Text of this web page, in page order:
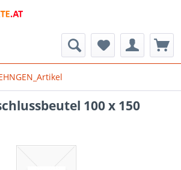
100 x 150